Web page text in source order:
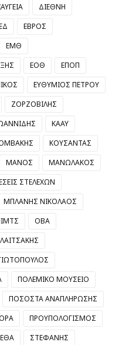
ΔΙΕΘΝΗ
ΕΒΡΟΣ
ΕΜΘ
ΕΟΘ
ΕΠΟΠ
ΕΥΘΥΜΙΟΣ ΠΕΤΡΟΥ
ΖΟΡΖΟΒΙΛΗΣ
ΚΑΑΥ
ΚΟΥΣΑΝΤΑΣ
ΜΑΝΟΣ
ΜΑΝΩΛΑΚΟΣ
ΣΤΕΛΕΧΩΝ
ΜΠΛΑΝΗΣ ΝΙΚΟΛΑΟΣ
ΟΒΑ
ΠΟΛΕΜΙΚΟ ΜΟΥΣΕΙΟ
ΠΟΣΟΣΤΑ ΑΝΑΠΛΗΡΩΣΗΣ
ΠΡΟΥΠΟΛΟΓΙΣΜΟΣ
ΣΤΕΦΑΝΗΣ